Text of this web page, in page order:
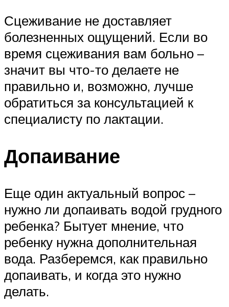
Сцеживание не доставляет
болезненных ощущений. Если во
время сцеживания вам больно –
значит вы что-то делаете не
правильно и, возможно, лучше
обратиться за консультацией к
специалисту по лактации.
Допаивание
Еще один актуальный вопрос –
нужно ли допаивать водой грудного
ребенка? Бытует мнение, что
ребенку нужна дополнительная
вода. Разберемся, как правильно
допаивать, и когда это нужно
делать.